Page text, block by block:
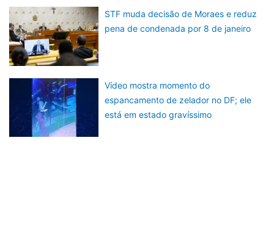
STF muda decisão de Moraes e reduz
pena de condenada por 8 de janeiro
Vídeo mostra momento do
espancamento de zelador no DF; ele
está em estado gravíssimo